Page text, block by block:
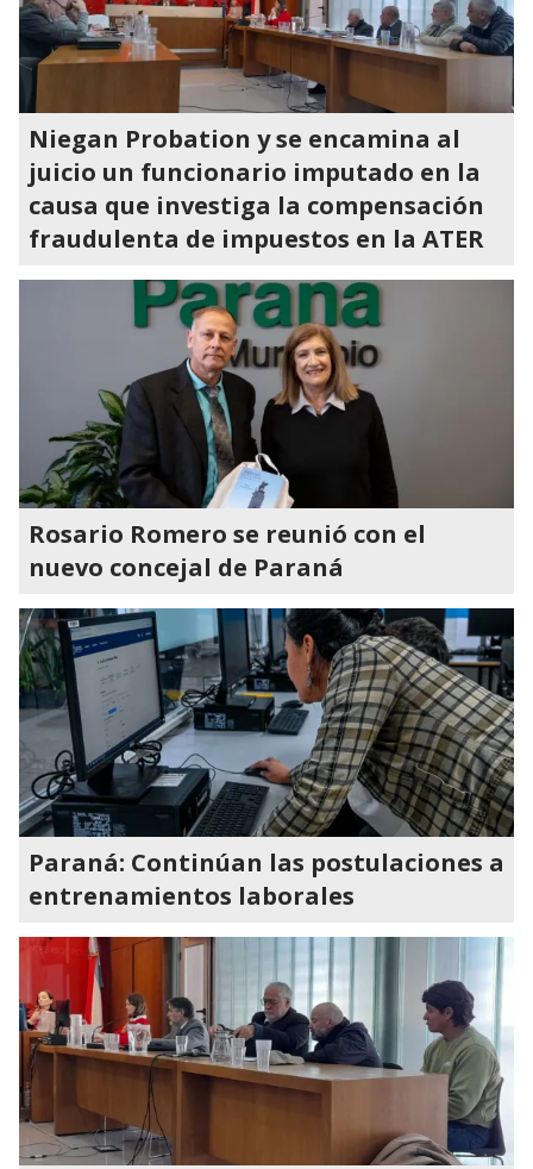
Niegan Probation y se encamina al
juicio un funcionario imputado en la
causa que investiga la compensación
fraudulenta de impuestos en la ATER
Rosario Romero se reunió con el
nuevo concejal de Paraná
Paraná: Continúan las postulaciones a
entrenamientos laborales